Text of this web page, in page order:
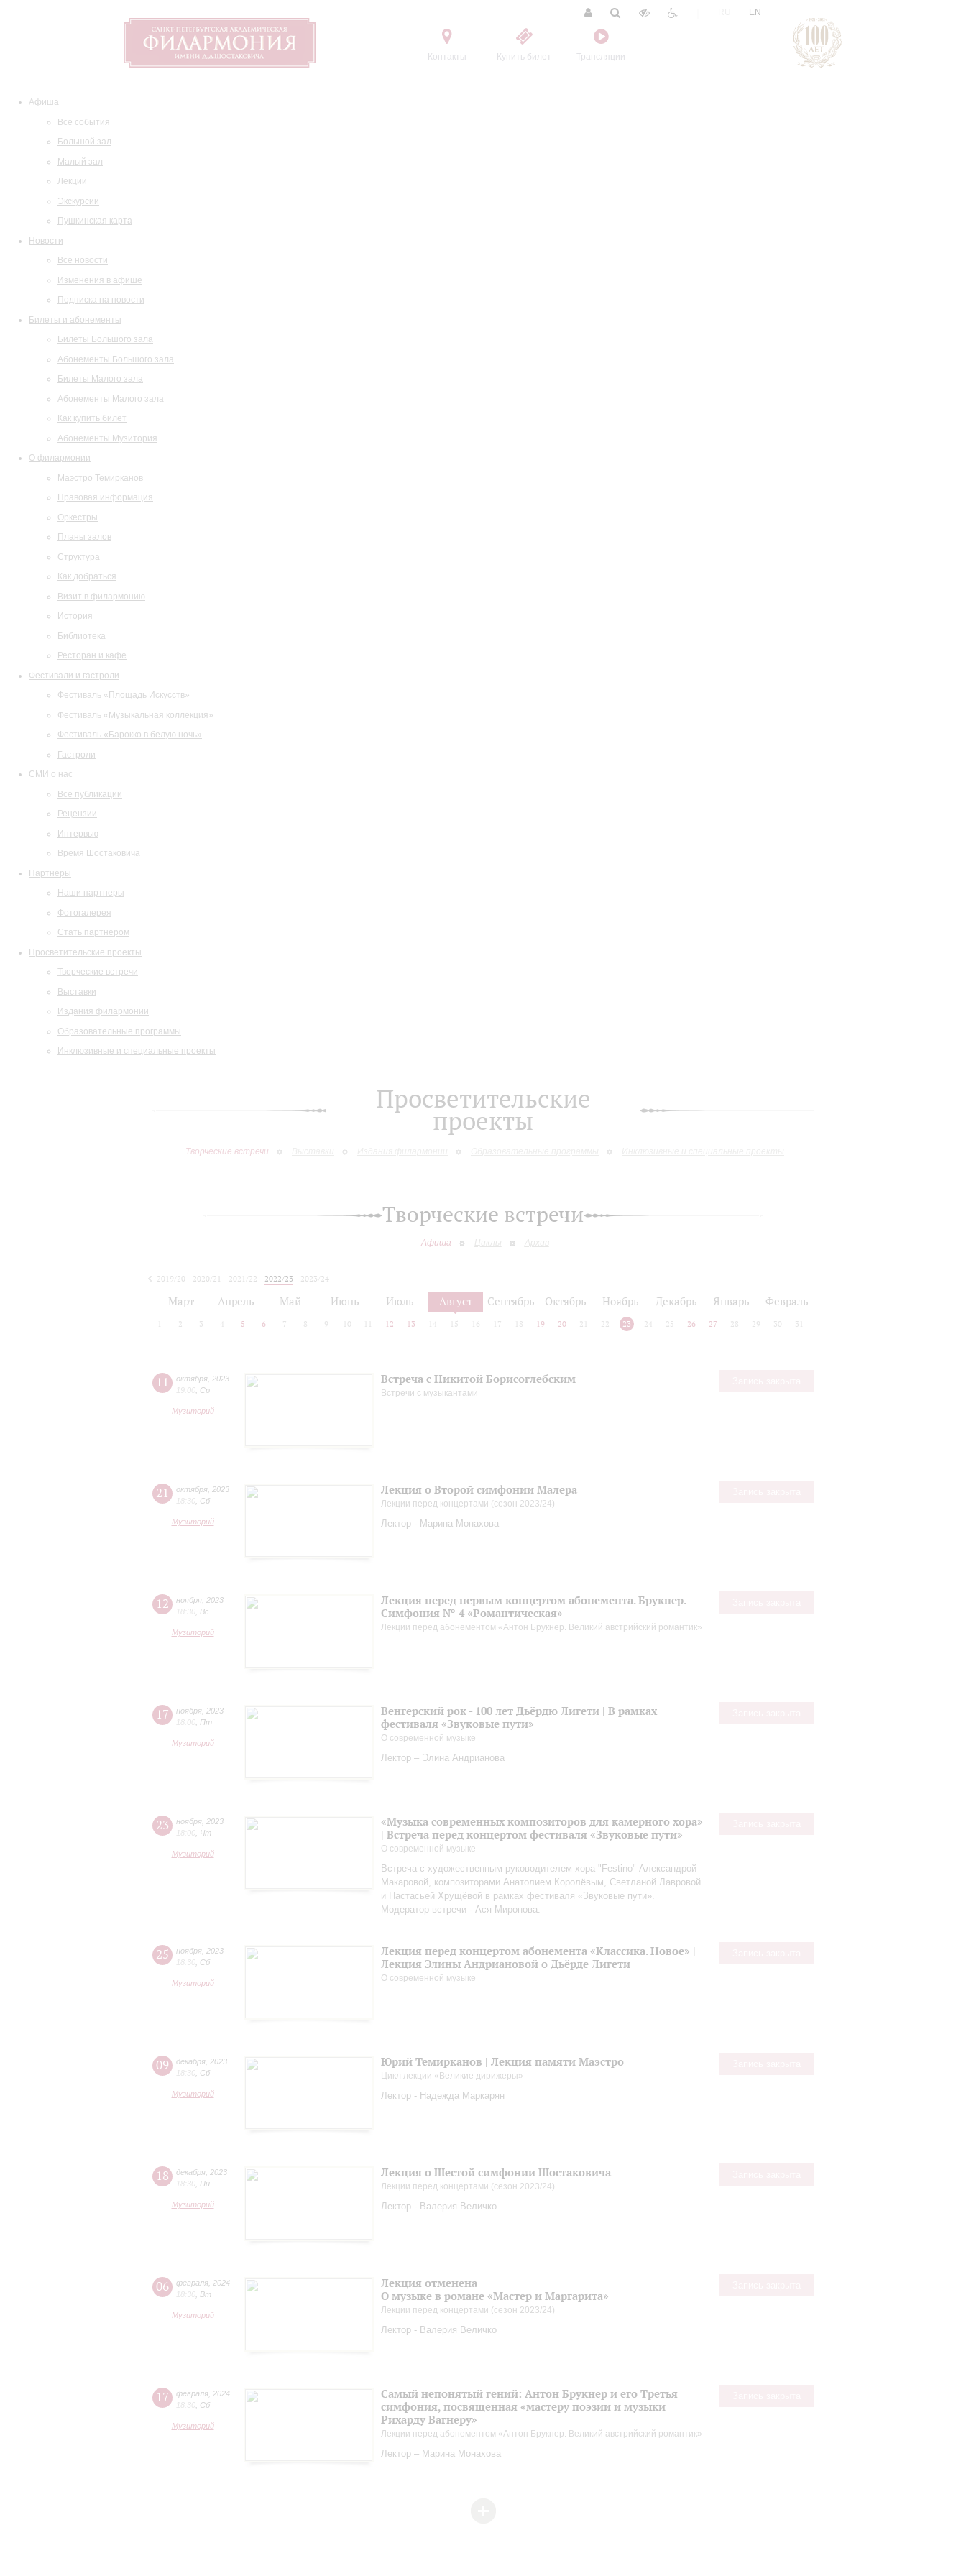
Контакты Купить билет Трансляции
EN
Афиша
Все события
Большой зал
Малый зал
Лекции
Экскурсии
Пушкинская карта
Новости
Все новости
Изменения в афише
Подписка на новости
Билеты и абонементы
Билеты Большого зала
Абонементы Большого зала
Билеты Малого зала
Абонементы Малого зала
Как купить билет
Абонементы Музитория
О филармонии
Маэстро Темирканов
Правовая информация
Оркестры
Планы залов
Структура
Как добраться
Визит в филармонию
История
Библиотека
Ресторан и кафе
Фестивали и гастроли
Фестиваль «Площадь Искусств»
Фестиваль «Музыкальная коллекция»
Фестиваль «Барокко в белую ночь»
Гастроли
СМИ о нас
Все публикации
Рецензии
Интервью
Время Шостаковича
Партнеры
Наши партнеры
Фотогалерея
Стать партнером
Просветительские проекты
Творческие встречи
Выставки
Издания филармонии
Образовательные программы
Инклюзивные и специальные проекты
Просветительские
проекты
Творческие встречи
Творческие встречи
Афиша Циклы Архив
2019/20 2020/21 2021/22 2022/23
2023/24
Март Апрель Май Июнь Июль Август Сентябрь Октябрь Ноябрь Декабрь Январь Февраль
2 3 4 5 6 7 8 9 10 12 13 14 15 16 17 18 19 20 21 22 23 24 25 26 27 28 29 30 31
11 октября 2023
19:00 Ср
Музиторий
Встреча с Никитой Борисоглебским
Встречи с музыкантами
21 октября 2023
18:30 Сб
Музиторий
Лекция о Второй симфонии Малера
Лекции перед концертами (сезон 2023/24)
Лектор - Марина Монахова
12 ноября 2023
18:30 Вс
Музиторий
Лекция перед первым концертом абонемента. Брукнер.
Симфония № 4 «Романтическая»
Лекции перед абонементом «Антон Брукнер. Великий австрийский романтик»
17 ноября 2023
18:00 Пт
Музиторий
Венгерский рок - 100 лет Дьёрдю Лигети | В рамках
фестиваля «Звуковые пути»
О современной музыке
Лектор – Элина Андрианова
23 ноября 2023
18:00 Чт
Музиторий
«Музыка современных композиторов для камерного хора»
| Встреча перед концертом фестиваля «Звуковые пути»
О современной музыке
Встреча с художественным руководителем хора "Festino" Александрой
Макаровой, композиторами Анатолием Королёвым, Светланой Лавровой
и Настасьей Хрущёвой в рамках фестиваля «Звуковые пути».
Модератор встречи - Ася Миронова.
25 ноября 2023
18:30 Сб
Музиторий
Лекция перед концертом абонемента «Классика. Новое» |
Лекция Элины Андриановой о Дьёрде Лигети
О современной музыке
09 декабря 2023
18:30 Сб
Музиторий
Юрий Темирканов | Лекция памяти Маэстро
Цикл лекции «Великие дирижеры»
Лектор - Надежда Маркарян
18 декабря 2023
18:30 Пн
Музиторий
Лекция о Шестой симфонии Шостаковича
Лекции перед концертами (сезон 2023/24)
Лектор - Валерия Величко
06 февраля 2024
18:30 Вт
Музиторий
Лекция отменена
О музыке в романе «Мастер и Маргарита»
Лекции перед концертами (сезон 2023/24)
Лектор - Валерия Величко
17 февраля 2024
18:30 Сб
Музиторий
Самый непонятый гений: Антон Брукнер и его Третья
симфония, посвященная «мастеру поэзии и музыки
Рихарду Вагнеру»
Лекции перед абонементом «Антон Брукнер. Великий австрийский романтик»
Лектор – Марина Монахова